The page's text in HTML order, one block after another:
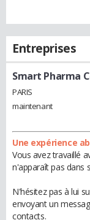
Entreprises
Smart Pharma
PARIS
maintenant
Une expérience
Vous avez travaillé
n'apparaît pas dans
N'hésitez pas à lui
envoyant un
contacts.